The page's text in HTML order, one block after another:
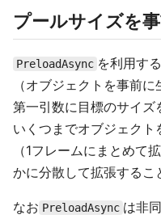
プールサイズを
PreloadAsync を利用す
（オブジェクトを事前
第一引数に目標のサイズ
いくつまでオブジェクト
（1フレームにまとめて
かに分散して拡張するこ
なお PreloadAsync は非